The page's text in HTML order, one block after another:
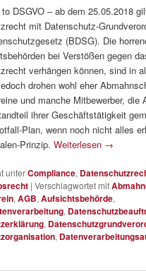
DSGVO ‒ ab dem 25.05.2018
mit Datenschutz-
(BDSG). Die
bei Verstößen gegen
verhängen können, sind in
drohen wohl eher
und manche Mitbewerber, die
ihrer Geschäftstätigkeit
Plan, wenn noch nicht alles
Prinzip.Weiterlesen →
unterCompliance,
|Verschlagwortet mit
,AGB,Aufsichtsbehörde,
,
,
,